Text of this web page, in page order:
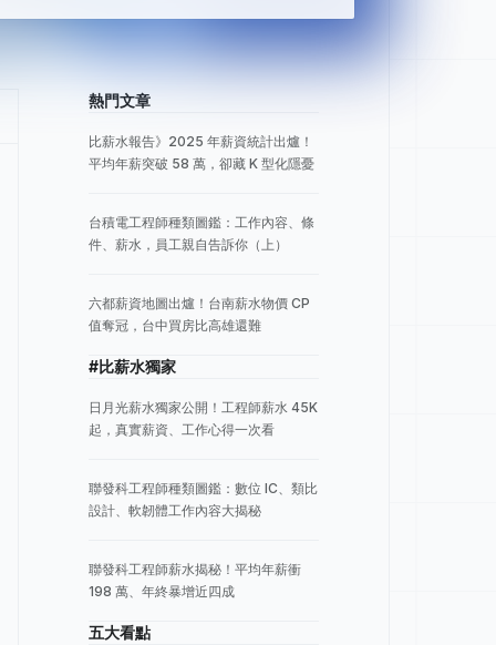
熱門文章
比薪水報告》2025 年薪資統計出爐！
平均年薪突破 58 萬，卻藏 K 型化隱憂
台積電工程師種類圖鑑：工作內容、條
件、薪水，員工親自告訴你（上）
六都薪資地圖出爐！台南薪水物價 CP
值奪冠，台中買房比高雄還難
#比薪水獨家
日月光薪水獨家公開！工程師薪水 45K
起，真實薪資、工作心得一次看
聯發科工程師種類圖鑑：數位 IC、類比
設計、軟韌體工作內容大揭秘
聯發科工程師薪水揭秘！平均年薪衝
198 萬、年終暴增近四成
五大看點